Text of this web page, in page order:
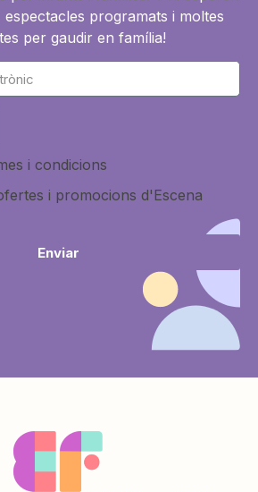
programats i moltes
per gaudir en família!
i condicions
i promocions d'Escena
Enviar